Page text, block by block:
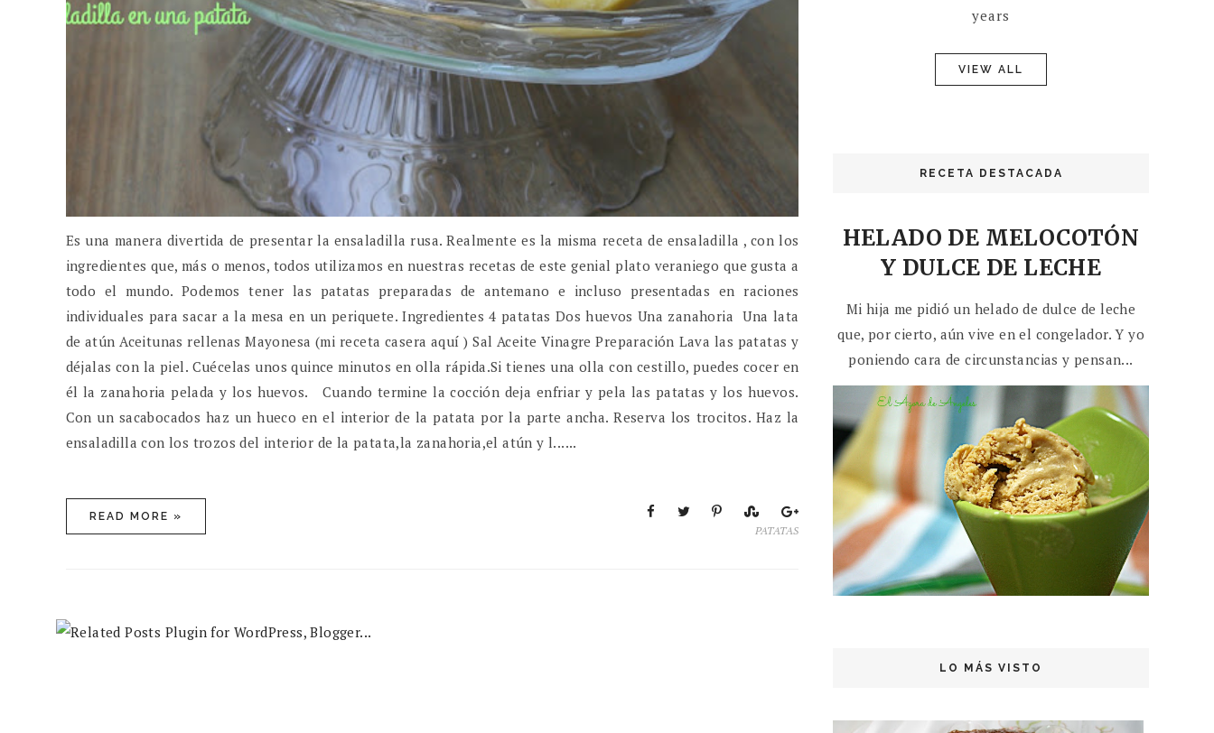
Es una manera divertida de presentar la ensaladilla rusa. Realmente es la misma receta de ensaladilla , con los
ingredientes que, más o menos, todos utilizamos en nuestras recetas de este genial plato veraniego que gusta a
todo el mundo. Podemos tener las patatas preparadas de antemano e incluso presentadas en raciones
individuales para sacar a la mesa en un periquete. Ingredientes 4 patatas Dos huevos Una zanahoria Una lata
de atún Aceitunas rellenas Mayonesa (mi receta casera aquí ) Sal Aceite Vinagre Preparación Lava las patatas y
déjalas con la piel. Cuécelas unos quince minutos en olla rápida.Si tienes una olla con cestillo, puedes cocer en
él la zanahoria pelada y los huevos. Cuando termine la cocción deja enfriar y pela las patatas y los huevos.
Con un sacabocados haz un hueco en el interior de la patata por la parte ancha. Reserva los trocitos. Haz la
ensaladilla con los trozos del interior de la patata,la zanahoria,el atún y l......
READ MORE »
PATATAS
years
VIEW ALL
RECETA DESTACADA
HELADO DE MELOCOTÓN
Y DULCE DE LECHE
Mi hija me pidió un helado de dulce de leche
que, por cierto, aún vive en el congelador. Y yo
poniendo cara de circunstancias y pensan...
LO MÁS VISTO